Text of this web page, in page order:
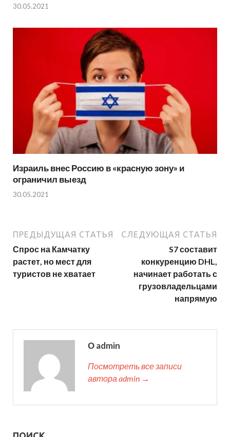
30.05.2021
Израиль внес Россию в «красную зону» и
ограничил выезд
30.05.2021
ПРЕДЫДУЩАЯ СТАТЬЯ
Спрос на Камчатку
растет, но мест для
туристов не хватает
СЛЕДУЮЩАЯ СТАТЬЯ
S7 составит
конкуренцию DHL,
начинает работать с
грузовладельцами
напрямую
О admin
Посмотреть все записи
автора admin →